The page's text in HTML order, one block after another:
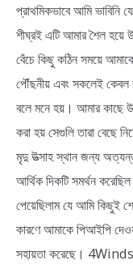
প্রাথমিকভাবে আমি
শীঘ্রই এটি আমার শৈল হয়ে
বেঁচে কিছু কঠিন সময়ে
পৌঁছনীয় এবং সকলেই কেবল
বলে মনে হয়। আমার কাছে
করা হয় সেগুলি তারা বেছে
মৃদু উত্সাহ স্থান জন্য
আর্থিক দিকটি সমর্থন
পেয়েছিলাম যে আমি কিছুই
কারণে আমাকে পিআইপি
সহায়তা করেছে। 4Winds